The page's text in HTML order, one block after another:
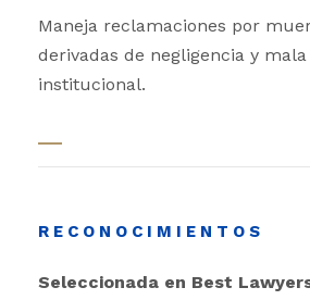
Maneja reclamaciones por
derivadas de negligencia y
institucional.
RECONOCIMIENTOS
Seleccionada en Best